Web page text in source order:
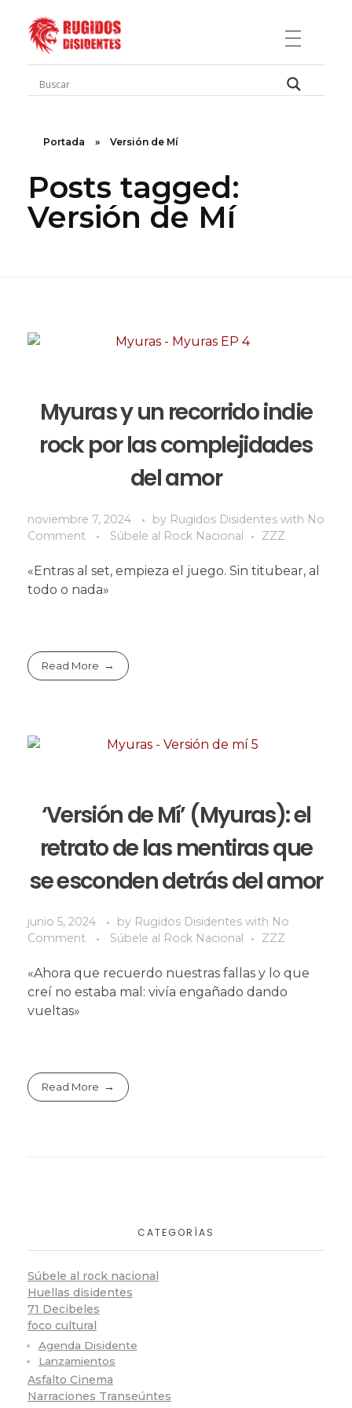
Rugidos Disidentes
Bogotá - Colombia | ISSN 2619-5569
Portada » Versión de Mí
Posts tagged:
Versión de Mí
Myuras y un recorrido indie
rock por las complejidades
del amor
noviembre 7, 2024 by Rugidos Disidentes with No
Comment
Súbele al Rock Nacional ZZZ
«Entras al set, empieza el juego. Sin titubear, al
todo o nada»
Read More
‘Versión de Mí’ (Myuras): el
retrato de las mentiras que
se esconden detrás del amor
junio 5, 2024 by Rugidos Disidentes with No
Comment
Súbele al Rock Nacional ZZZ
«Ahora que recuerdo nuestras fallas y lo que
creí no estaba mal: vivía engañado dando
vueltas»
Read More
CATEGORÍAS
Súbele al rock nacional
Huellas disidentes
71 Decibeles
foco cultural
Agenda Disidente
Lanzamientos
Asfalto Cinema
Narraciones Transeúntes